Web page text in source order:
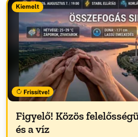
Kiemelt
Frissítve!
Figyelő! Közös
és a víz